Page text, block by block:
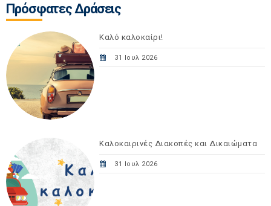
Πρόσφατες Δράσεις
Καλό καλοκαίρι!
31 Ιουλ 2026
Καλοκαιρινές Διακοπές και Δικαιώματα
31 Ιουλ 2026